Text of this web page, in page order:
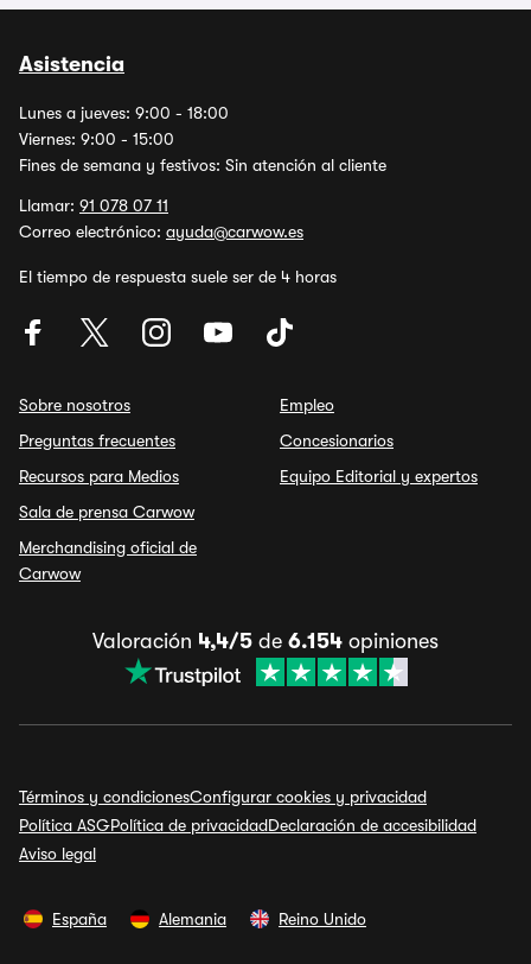
Asistencia
Lunes a jueves: 9:00 - 18:00
Viernes: 9:00 - 15:00
Fines de semana y festivos: Sin atención al cliente
Llamar: 91 078 07 11
Correo electrónico: ayuda@carwow.es
El tiempo de respuesta suele ser de 4 horas
Sobre nosotros
Preguntas frecuentes
Recursos para Medios
Sala de prensa Carwow
Merchandising oficial de
Carwow
Empleo
Concesionarios
Equipo Editorial y expertos
Valoración 4,4/5 de 6.154 opiniones
Términos y condicionesConfigurar cookies y privacidad
Política ASGPolítica de privacidadDeclaración de accesibilidad
Aviso legal
España Alemania Reino Unido